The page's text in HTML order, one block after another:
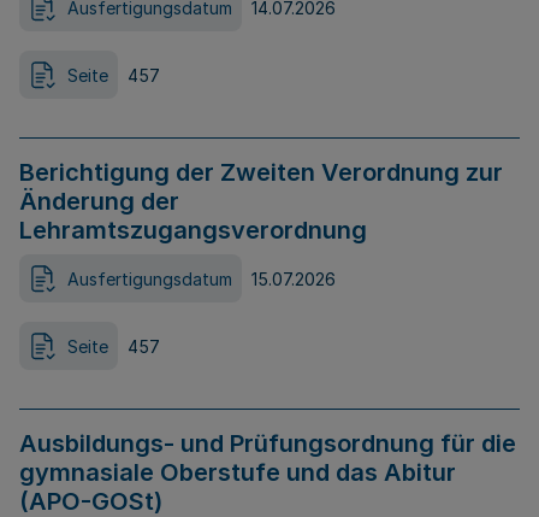
Ausfertigungsdatum 14.07.2026
Seite 457
Berichtigung der Zweiten Verordnung zur
Änderung der
Lehramtszugangsverordnung
Ausfertigungsdatum 15.07.2026
Seite 457
Ausbildungs- und Prüfungsordnung für die
gymnasiale Oberstufe und das Abitur
(APO-GOSt)